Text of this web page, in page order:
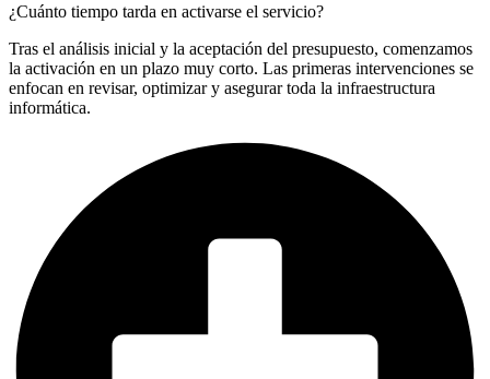
¿Cuánto tiempo tarda en activarse el servicio?
Tras el análisis inicial y la aceptación del presupuesto, comenzamos
la activación en un plazo muy corto. Las primeras intervenciones se
enfocan en revisar, optimizar y asegurar toda la infraestructura
informática.